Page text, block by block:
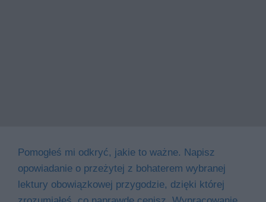
Pomogłeś mi odkryć, jakie to ważne. Napisz
opowiadanie o przeżytej z bohaterem wybranej
lektury obowiązkowej przygodzie, dzięki której